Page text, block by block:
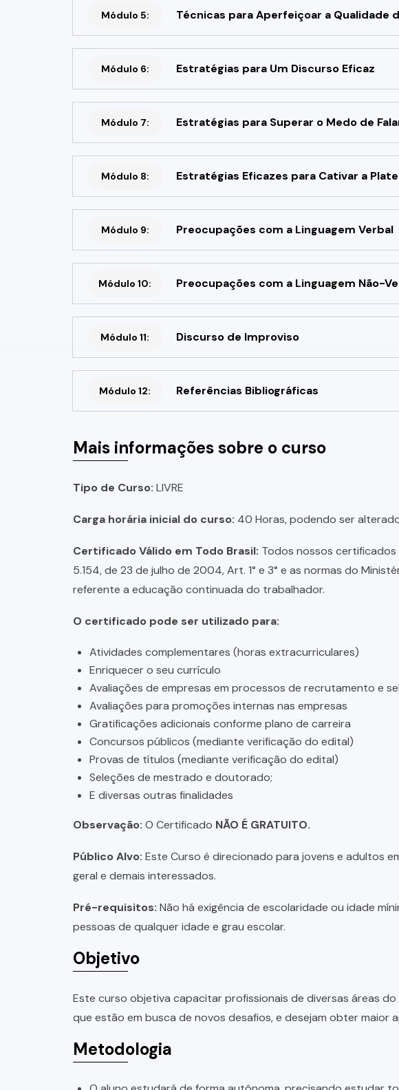
Módulo 5: Técnicas para Aperfeiçoar a Qualidade
Módulo 6: Estratégias para Um Discurso Eficaz
Módulo 7: Estratégias para Superar o Medo de
Módulo 8: Estratégias Eficazes para Cativar a
Módulo 9: Preocupações com a Linguagem Verbal
Módulo 10: Preocupações com a Linguagem Não-
Módulo 11: Discurso de Improviso
Módulo 12: Referências Bibliográficas
Mais informações sobre o curso
Tipo de Curso: LIVRE
Carga horária inicial do curso: 40 Horas, podendo ser
Certificado Válido em Todo Brasil: Todos nossos certificados
5.154, de 23 de julho de 2004, Art. 1° e 3° e as normas do
referente a educação continuada do trabalhador.
O certificado pode ser utilizado para:
Atividades complementares (horas extracurriculares)
Enriquecer o seu currículo
Avaliações de empresas em processos de recrutamento e
Avaliações para promoções internas nas empresas
Gratificações adicionais conforme plano de carreira
Concursos públicos (mediante verificação do edital)
Provas de títulos (mediante verificação do edital)
Seleções de mestrado e doutorado;
E diversas outras finalidades
Observação: O Certificado NÃO É GRATUITO.
Público Alvo: Este Curso é direcionado para jovens e adultos
geral e demais interessados.
Pré-requisitos: Não há exigência de escolaridade ou idade
pessoas de qualquer idade e grau escolar.
Objetivo
Este curso objetiva capacitar profissionais de diversas áreas
que estão em busca de novos desafios, e desejam obter maior
Metodologia